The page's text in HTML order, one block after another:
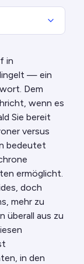
in
— ein
Dem
wenn es
Sie bereit
versus
bedeutet
ermöglicht.
doch
mehr zu
überall aus zu
in den